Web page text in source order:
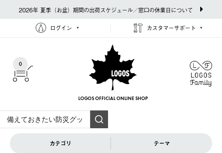
2026年 夏季（お盆）期間の出荷スケジュール／窓口の休業日について
ログイン カスタマーサポート
0
LOGOS OFFICIAL ONLINE SHOP
カテゴリ テーマ